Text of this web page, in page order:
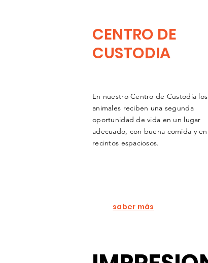
CENTRO DE
CUSTODIA
En nuestro Centro de Custodia los
animales reciben una segunda
oportunidad de vida en un lugar
adecuado, con buena comida y en
recintos espaciosos.
saber más